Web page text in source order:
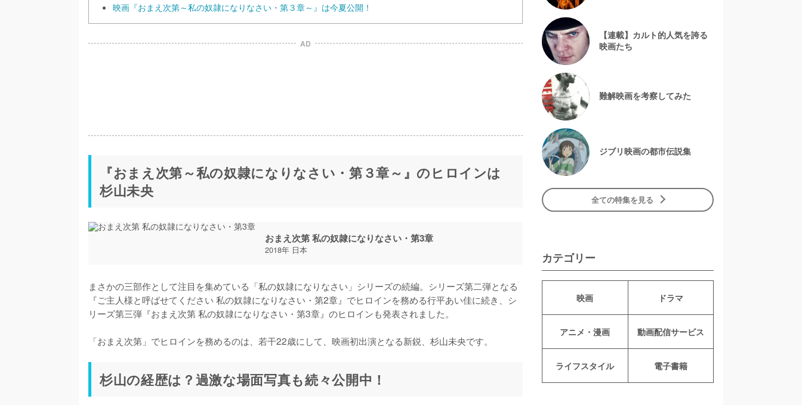
映画『おまえ次第～私の奴隷になりなさい・第３章～』は今夏公開！
AD
『おまえ次第～私の奴隷になりなさい・第３章～』のヒロインは
杉山未央
おまえ次第 私の奴隷になりなさい・第3章
2018年 日本
まさかの三部作として注目を集めている「私の奴隷になりなさい」シリーズの続編。シリーズ第二弾となる
『ご主人様と呼ばせてください 私の奴隷になりなさい・第2章』でヒロインを務める行平あい佳に続き、シ
リーズ第三弾『おまえ次第 私の奴隷になりなさい・第3章』のヒロインも発表されました。
「おまえ次第」でヒロインを務めるのは、若干22歳にして、映画初出演となる新鋭、杉山未央です。
杉山の経歴は？過激な場面写真も続々公開中！
【連載】カルト的人気を誇る
映画たち
難解映画を考察してみた
ジブリ映画の都市伝説集
全ての特集を見る
カテゴリー
映画 ドラマ
アニメ・漫画 動画配信サービス
ライフスタイル 電子書籍